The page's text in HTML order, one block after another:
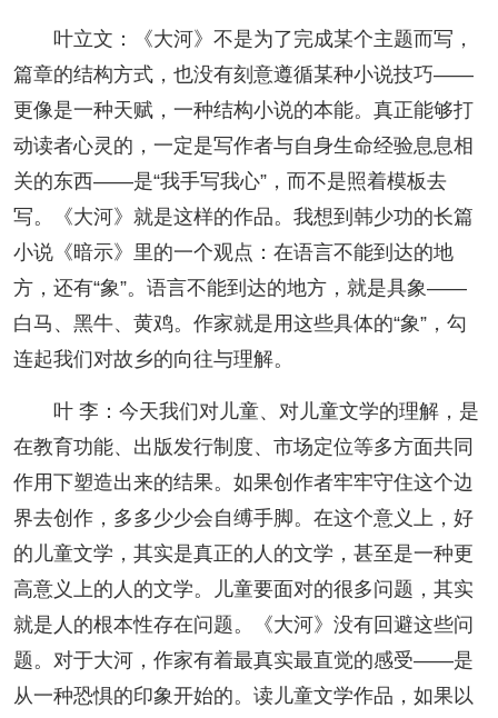
叶立文：《大河》不是为了完成某个主题而写，
篇章的结构方式，也没有刻意遵循某种小说技巧——
更像是一种天赋，一种结构小说的本能。真正能够打
动读者心灵的，一定是写作者与自身生命经验息息相
关的东西——是“我手写我心”，而不是照着模板去
写。《大河》就是这样的作品。我想到韩少功的长篇
小说《暗示》里的一个观点：在语言不能到达的地
方，还有“象”。语言不能到达的地方，就是具象——
白马、黑牛、黄鸡。作家就是用这些具体的“象”，勾
连起我们对故乡的向往与理解。
叶 李：今天我们对儿童、对儿童文学的理解，是
在教育功能、出版发行制度、市场定位等多方面共同
作用下塑造出来的结果。如果创作者牢牢守住这个边
界去创作，多多少少会自缚手脚。在这个意义上，好
的儿童文学，其实是真正的人的文学，甚至是一种更
高意义上的人的文学。儿童要面对的很多问题，其实
就是人的根本性存在问题。《大河》没有回避这些问
题。对于大河，作家有着最真实最直觉的感受——是
从一种恐惧的印象开始的。读儿童文学作品，如果以